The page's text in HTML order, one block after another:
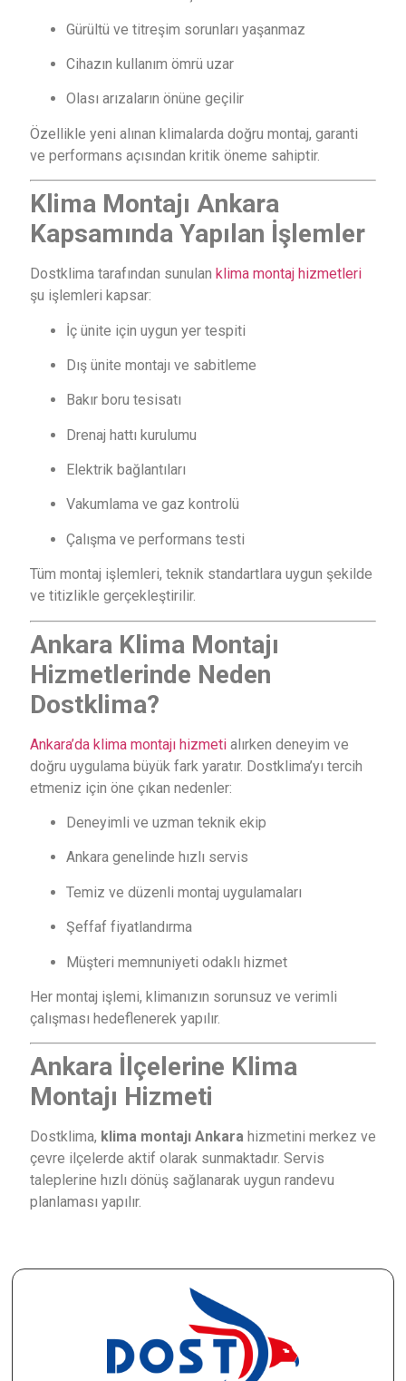
Gürültü ve titreşim sorunları yaşanmaz
Cihazın kullanım ömrü uzar
Olası arızaların önüne geçilir
Özellikle yeni alınan klimalarda doğru montaj, garanti
ve performans açısından kritik öneme sahiptir.
Klima Montajı Ankara
Kapsamında Yapılan İşlemler
Dostklima tarafından sunulan klima montaj hizmetleri
şu işlemleri kapsar:
İç ünite için uygun yer tespiti
Dış ünite montajı ve sabitleme
Bakır boru tesisatı
Drenaj hattı kurulumu
Elektrik bağlantıları
Vakumlama ve gaz kontrolü
Çalışma ve performans testi
Tüm montaj işlemleri, teknik standartlara uygun şekilde
ve titizlikle gerçekleştirilir.
Ankara Klima Montajı
Hizmetlerinde Neden
Dostklima?
Ankara’da klima montajı hizmeti alırken deneyim ve
doğru uygulama büyük fark yaratır. Dostklima’yı tercih
etmeniz için öne çıkan nedenler:
Deneyimli ve uzman teknik ekip
Ankara genelinde hızlı servis
Temiz ve düzenli montaj uygulamaları
Şeffaf fiyatlandırma
Müşteri memnuniyeti odaklı hizmet
Her montaj işlemi, klimanızın sorunsuz ve verimli
çalışması hedeflenerek yapılır.
Ankara İlçelerine Klima
Montajı Hizmeti
Dostklima, klima montajı Ankara hizmetini merkez ve
çevre ilçelerde aktif olarak sunmaktadır. Servis
taleplerine hızlı dönüş sağlanarak uygun randevu
planlaması yapılır.